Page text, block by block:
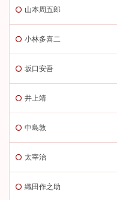
山本周五郎
小林多喜二
坂口安吾
井上靖
中島敦
太宰治
織田作之助